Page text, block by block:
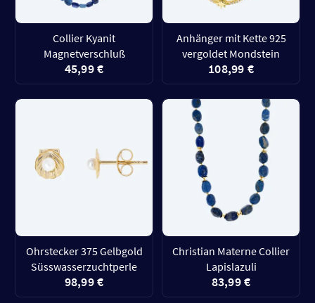
Collier Kyanit
Magnetverschluß
45,99 €
Anhänger mit Kette 925
vergoldet Mondstein
108,99 €
Ohrstecker 375 Gelbgold
Süsswasserzuchtperle
98,99 €
Christian Materne Collier
Lapislazuli
83,99 €